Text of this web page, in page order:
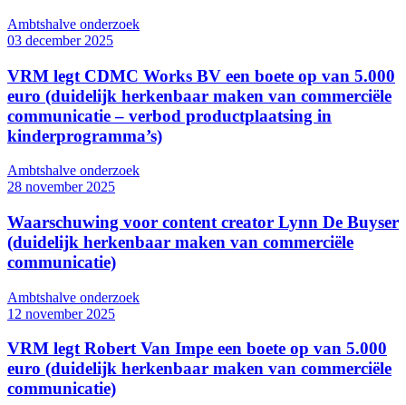
Ambtshalve onderzoek
03 december 2025
VRM legt CDMC Works BV een boete op van 5.000
euro (duidelijk herkenbaar maken van commerciële
communicatie – verbod productplaatsing in
kinderprogramma’s)
Ambtshalve onderzoek
28 november 2025
Waarschuwing voor content creator Lynn De Buyser
(duidelijk herkenbaar maken van commerciële
communicatie)
Ambtshalve onderzoek
12 november 2025
VRM legt Robert Van Impe een boete op van 5.000
euro (duidelijk herkenbaar maken van commerciële
communicatie)